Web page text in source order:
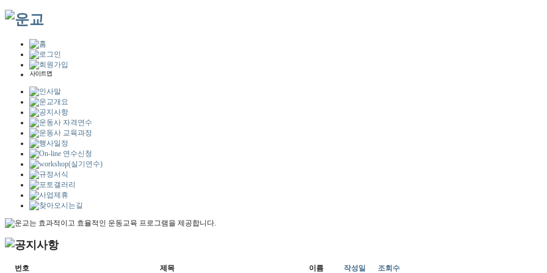
번호 제목 이름 작성일
조회수